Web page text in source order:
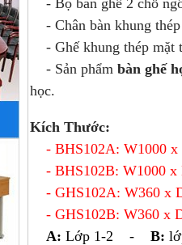
- Bộ bàn ghế 2 chỗ
- Chân bàn khung thép
- Ghế khung thép mặt
- Sản phẩm bàn ghế
học.
Kích Thước:
- BHS102A: W1000 x
- BHS102B: W1000 x
- GHS102A: W360 x
- GHS102B: W360 x
A: Lớp 1-2 - B: